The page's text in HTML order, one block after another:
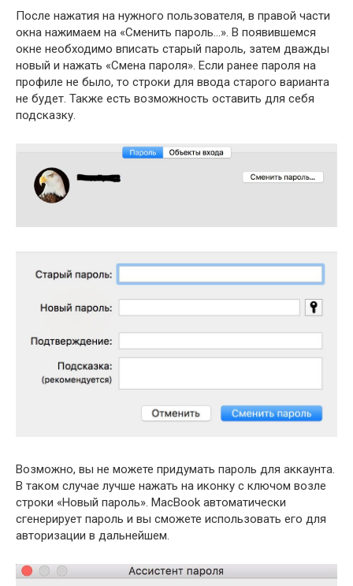
После нажатия на нужного пользователя, в правой части
окна нажимаем на «Сменить пароль…». В появившемся
окне необходимо вписать старый пароль, затем дважды
новый и нажать «Смена пароля». Если ранее пароля на
профиле не было, то строки для ввода старого варианта
не будет. Также есть возможность оставить для себя
подсказку.
Возможно, вы не можете придумать пароль для аккаунта.
В таком случае лучше нажать на иконку с ключом возле
строки «Новый пароль». MacBook автоматически
сгенерирует пароль и вы сможете использовать его для
авторизации в дальнейшем.